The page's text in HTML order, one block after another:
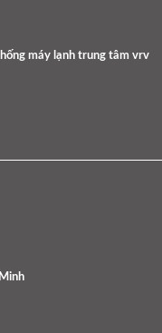
máy lạnh trung tâm vrv